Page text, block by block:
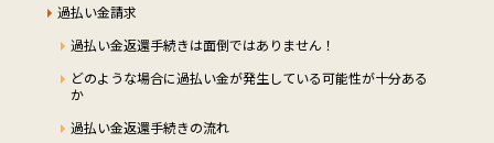
過払い金請求
過払い金返還手続きは面倒ではありません！
どのような場合に過払い金が発生している可能性が十分ある
か
過払い金返還手続きの流れ